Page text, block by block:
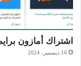
اشتراك أمازون
16 ديسمبر، 2024